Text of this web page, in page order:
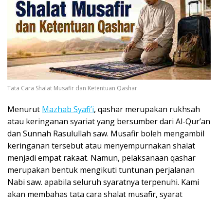
Tata Cara Shalat Musafir dan Ketentuan Qashar
Menurut Mazhab Syafi’i, qashar merupakan rukhsah
atau keringanan syariat yang bersumber dari Al-Qur’an
dan Sunnah Rasulullah saw. Musafir boleh mengambil
keringanan tersebut atau menyempurnakan shalat
menjadi empat rakaat. Namun, pelaksanaan qashar
merupakan bentuk mengikuti tuntunan perjalanan
Nabi saw. apabila seluruh syaratnya terpenuhi. Kami
akan membahas tata cara shalat musafir, syarat